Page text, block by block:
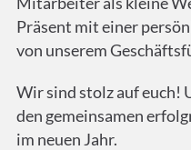
Präsent mit einer
von unserem
Wir sind stolz auf euch!
den gemeinsamen
im neuen Jahr.